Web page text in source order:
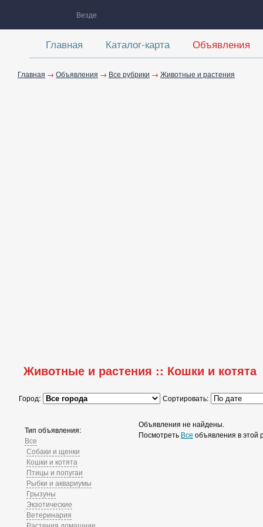
Везде
Главная Каталог-карта Объявления
Главная → Объявления → Все рубрики → Животные и растения
Животные и растения :: Кошки и котята
Город: Сортировать:
Тип объявления:
Все
Собаки и щенки
Кошки и котята
Птицы и попугаи
Рыбки и аквариумы
Грызуны
Экзотические
Ветеринария
Растения домашние
Объявления не найдены.
Посмотреть Все объявления в этой